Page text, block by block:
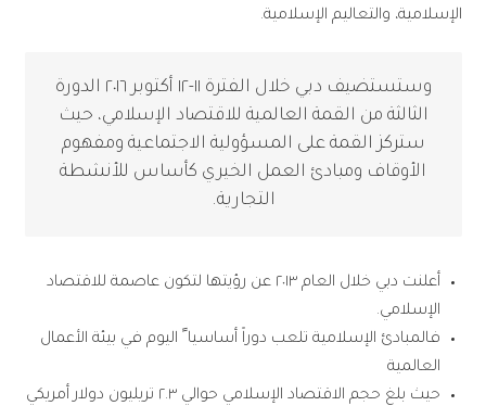
الإسلامية، والتعاليم الإسلامية.
وستستضيف دبي خلال الفترة ١١-١٢ أكتوبر ٢٠١٦ الدورة
الثالثة من القمة العالمية للاقتصاد الإسلامي، حيث
ستركز القمة على المسؤولية الاجتماعية ومفهوم
الأوقاف ومبادئ العمل الخيري كأساس للأنشطة
التجارية.
أعلنت دبي خلال العام ٢٠١٣ عن رؤيتها لتكون عاصمة للاقتصاد
الإسلامي.
فالمبادئ الإسلامية تلعب دوراً أساسيا ً اليوم في بيئة الأعمال
العالمية
حيث بلغ حجم الاقتصاد الإسلامي حوالي ٢.٣ تريليون دولار أمريكي